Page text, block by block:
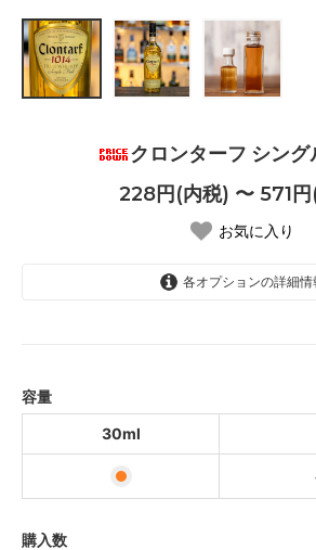
クロンターフ シング
228円(内税) 〜 571
お気に入り
各オプションの詳細情
容量
30ml
購入数